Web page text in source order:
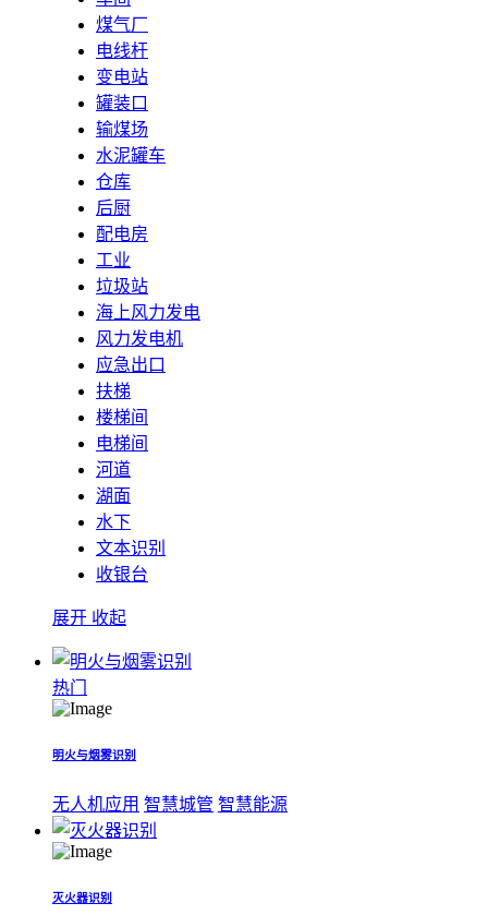
煤气厂
电线杆
变电站
罐装口
输煤场
水泥罐车
仓库
后厨
配电房
工业
垃圾站
海上风力发电
风力发电机
应急出口
扶梯
楼梯间
电梯间
河道
湖面
水下
文本识别
收银台
展开 收起
热门
明火与烟雾识别
无人机应用 智慧城管 智慧能源
灭火器识别